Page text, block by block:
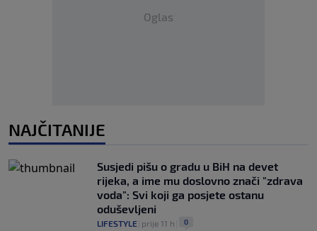
Oglas
NAJČITANIJE
Susjedi pišu o gradu u BiH na devet
rijeka, a ime mu doslovno znači "zdrava
voda": Svi koji ga posjete ostanu
oduševljeni
LIFESTYLE prije 11 h 0